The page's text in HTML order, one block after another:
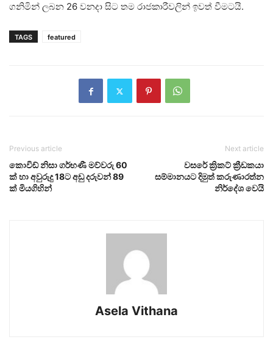
ගනිමින් ලබන 26 වනදා සිට තම රාජකාරීවලින් ඉවත් වීමටයි.
TAGS featured
Previous article
කොවිඩ් නිසා ගර්භණී මව්වරු 60
ක් හා අවුරුදු 18ට අඩු දරුවන් 89
ක් මියගිහින්
Next article
වසරේ ක්‍රිකට් ක්‍රීඩකයා
සම්මානයට දිමුත් කරුණාරත්න
නිර්දේශ වෙයි
Asela Vithana